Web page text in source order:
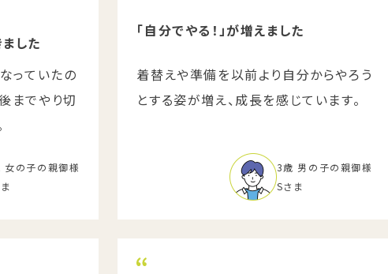
した
っていたの
までやり切
女の子の親御様
「自分でやる！」が増えました
着替えや準備を以前より自分からやろう
とする姿が増え、成長を感じています。
3歳 男の子の親御様
Sさま